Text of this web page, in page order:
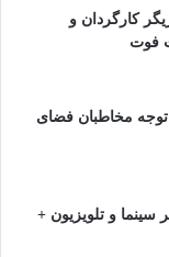
کارگردان و
فوت
مخاطبان فضای
سینما و تلویزیون +